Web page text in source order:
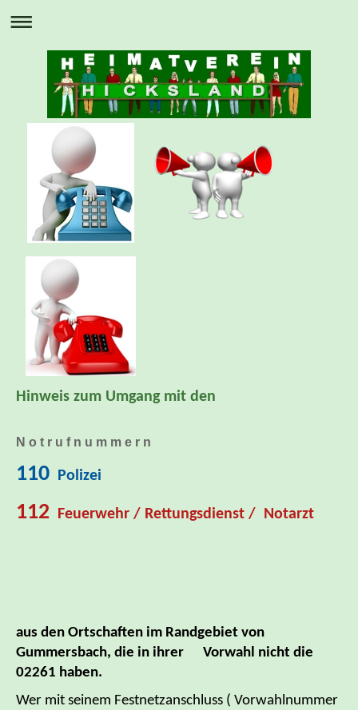
Hinweis zum Umgang mit den
N o t r u f n u m m e r n
110 Polizei
112 Feuerwehr / Rettungsdienst / Notarzt
aus den Ortschaften im Randgebiet von
Gummersbach, die in ihrer Vorwahl nicht die
02261 haben.
Wer mit seinem Festnetzanschluss ( Vorwahlnummer